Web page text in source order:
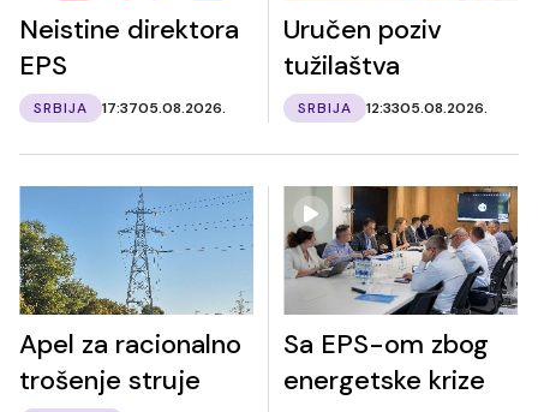
Neistine direktora
EPS
SRBIJA 17:3705.08.2026.
Uručen poziv
tužilaštva
SRBIJA 12:3305.08.2026.
Apel za racionalno
trošenje struje
Sa EPS-om zbog
energetske krize